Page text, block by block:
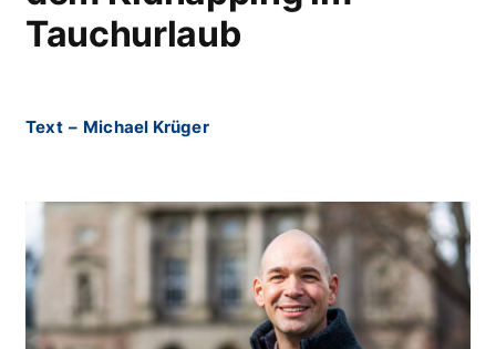
Tauchurlaub
Text – Michael Krüger